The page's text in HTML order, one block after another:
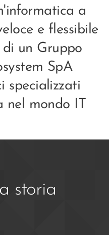
a
e flessibile
un Gruppo
SpA
specializzati
nel mondo IT
storia